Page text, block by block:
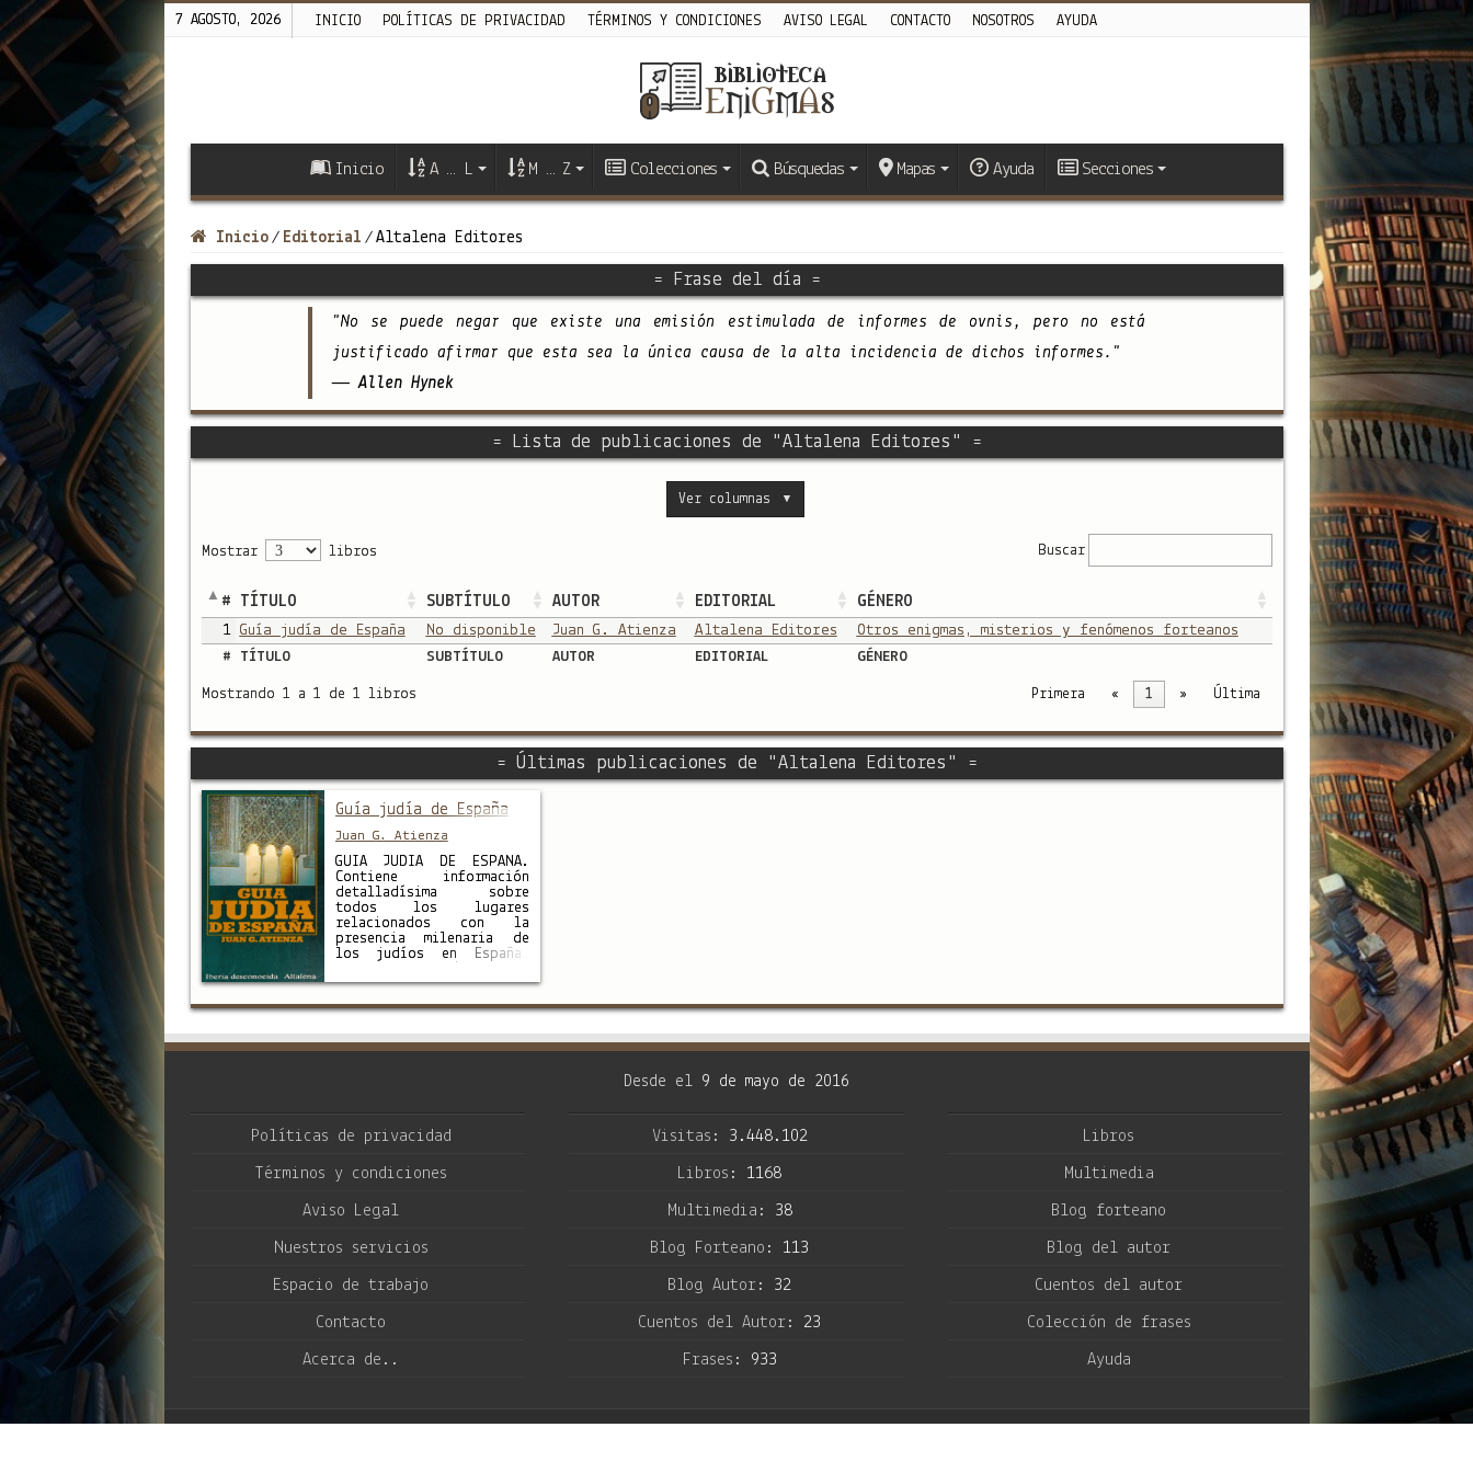
7 AGOSTO, 2026 INICIO POLÍTICAS DE PRIVACIDAD TÉRMINOS Y CONDICIONES AVISO LEGAL CONTACTO NOSOTROS AYUDA
Inicio A … L M … Z Colecciones Búsquedas Mapas Ayuda Secciones
Inicio / Editorial / Altalena Editores
= Frase del día =
"No se puede negar que existe una emisión estimulada de informes de ovnis, pero no está
justificado afirmar que esta sea la única causa de la alta incidencia de dichos informes."
— Allen Hynek
= Lista de publicaciones de "Altalena Editores" =
Ver columnas ▼
Mostrar libros Buscar
# TÍTULO SUBTÍTULO AUTOR EDITORIAL GÉNERO
1 Guía judía de España No disponible Juan G. Atienza Altalena Editores
Otros enigmas, misterios y fenómenos forteanos
#
TÍTULO SUBTÍTULO AUTOR EDITORIAL GÉNERO
Mostrando 1 a 1 de 1 libros Primera « 1 » Última
= Últimas publicaciones de "Altalena Editores" =
Guía judía de España
Juan G. Atienza
GUÍA JUDÍA DE ESPAÑA.
Contiene información
detalladísima sobre
todos los lugares
relacionados con la
presencia milenaria de
los judíos en España:
cronología, una reseña
notables, mapas,
itinerarios y
fotografías inéditas del
Desde el 9 de mayo de 2016
Políticas de privacidad
Términos y condiciones
Aviso Legal
Nuestros servicios
Espacio de trabajo
Contacto
Acerca de..
Visitas: 3.448.102
Libros: 1168
Multimedia: 38
Blog Forteano: 113
Blog Autor: 32
Cuentos del Autor: 23
Frases: 933
Libros
Multimedia
Blog forteano
Blog del autor
Cuentos del autor
Colección de frases
Ayuda